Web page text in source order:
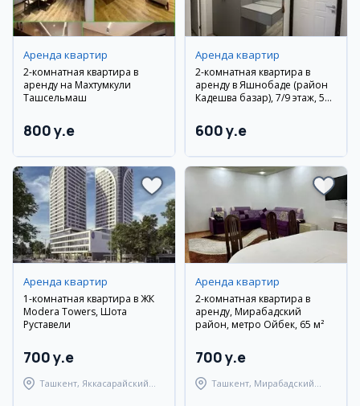
Аренда квартир
2-комнатная квартира в
аренду на Махтумкули
Ташсельмаш
800 y.e
Аренда квартир
2-комнатная квартира в
аренду в Яшнобаде (район
Кадешва базар), 7/9 этаж, 50
600 y.e
Аренда квартир
1-комнатная квартира в ЖК
Modera Towers, Шота
Руставели
700 y.e
Ташкент, Яккасарайский
Аренда квартир
2-комнатная квартира в
аренду, Мирабадский
район, метро Ойбек, 65 м²
700 y.e
Ташкент, Мирабадский